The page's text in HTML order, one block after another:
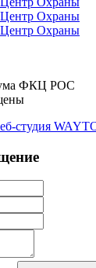
ФКЦ РОС
студия